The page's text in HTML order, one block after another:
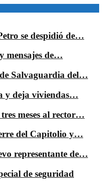
se despidió de…
mensajes de…
Salvaguardia del…
y deja viviendas…
meses al rector…
del Capitolio y…
representante de…
de seguridad